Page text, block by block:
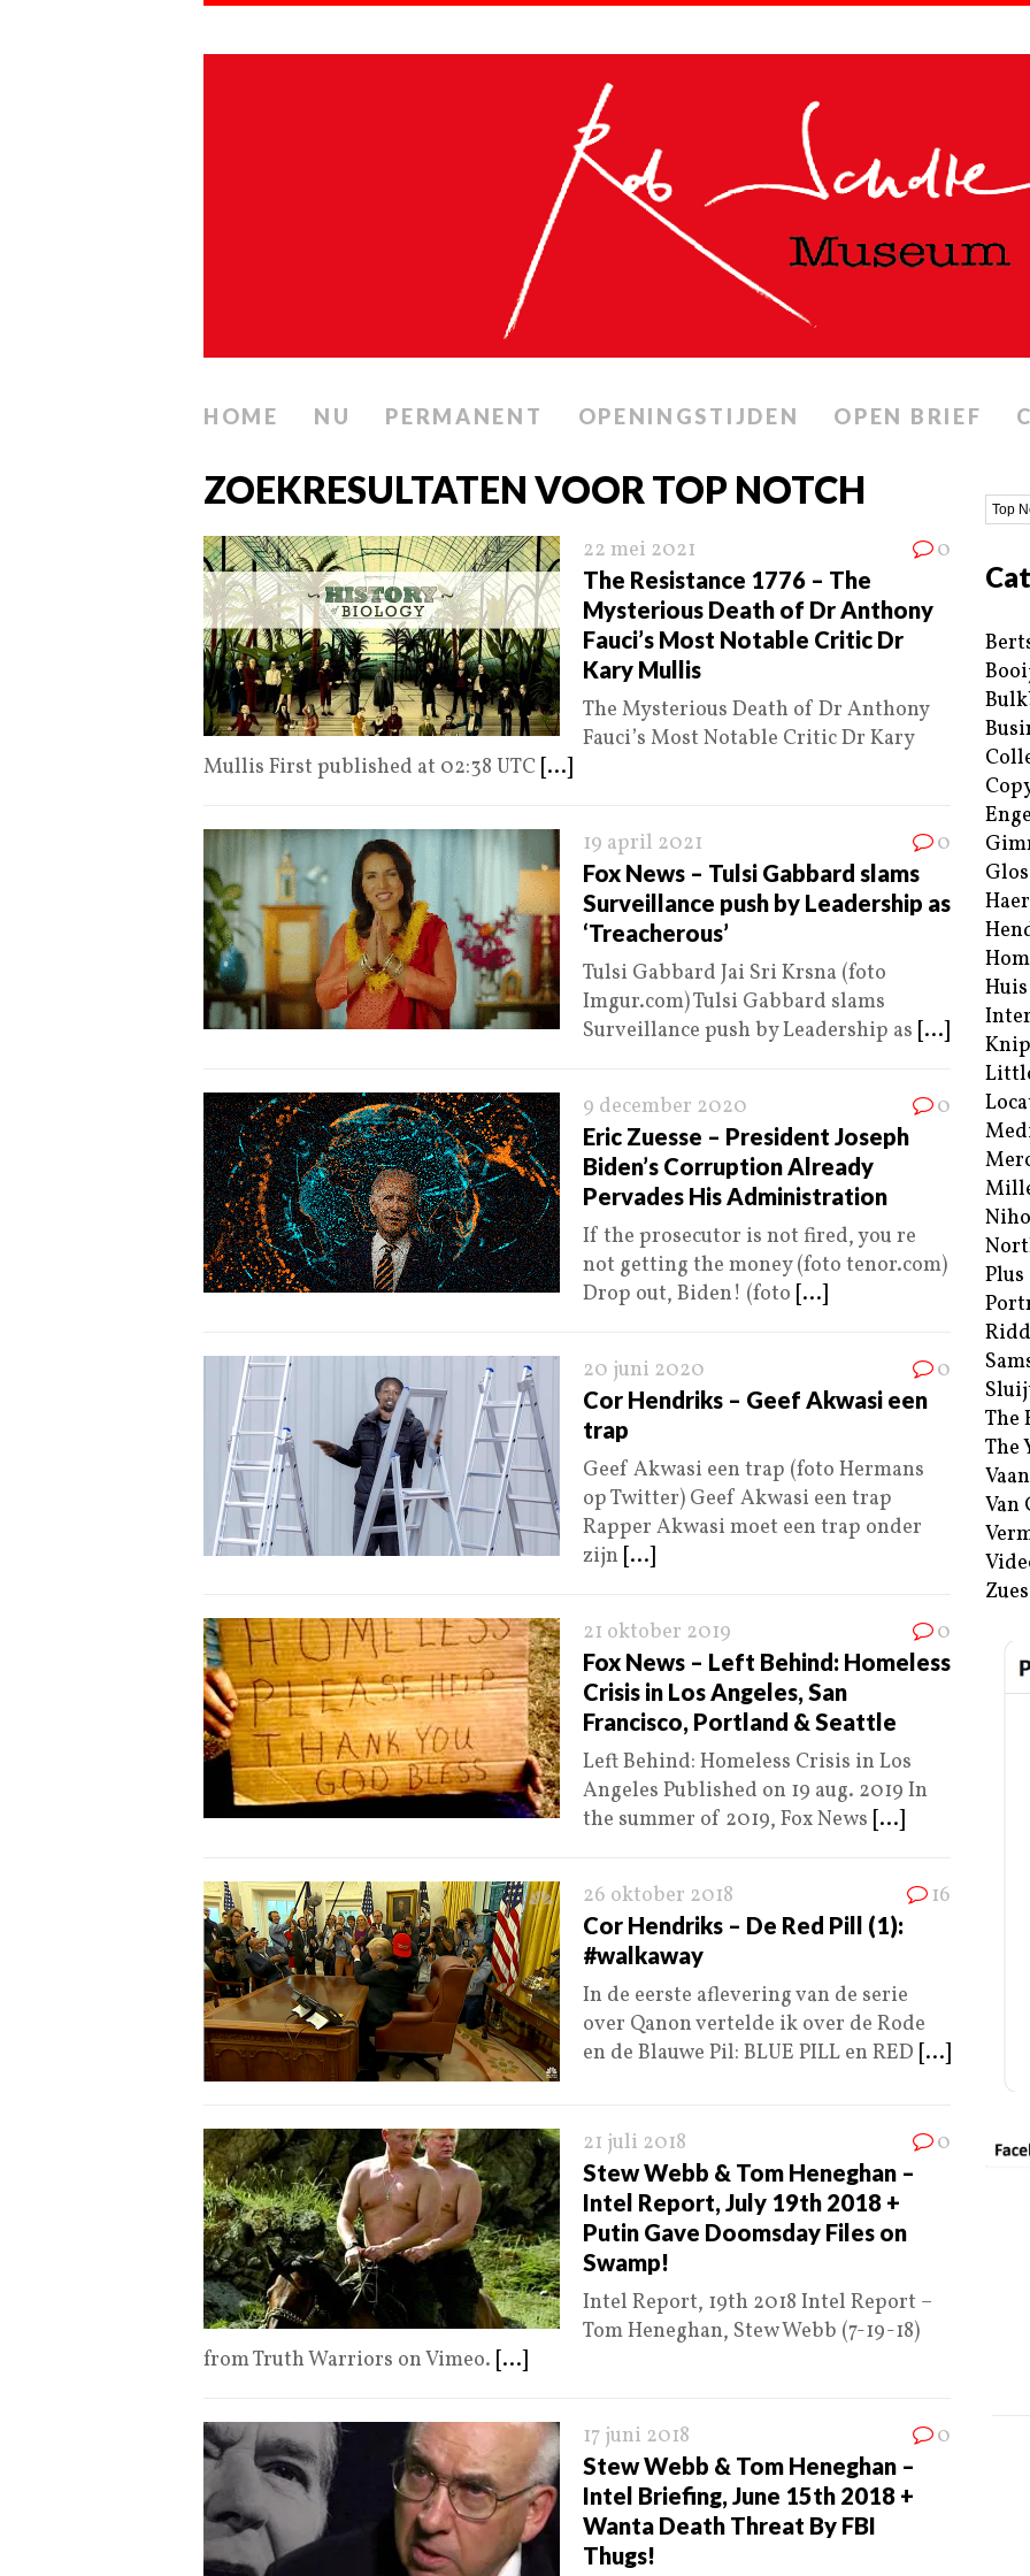
HOME NU PERMANENT OPENINGSTIJDEN OPEN BRIEF
ZOEKRESULTATEN VOOR TOP NOTCH
22 mei 2021 0
The Resistance 1776 – The
Mysterious Death of Dr Anthony
Fauci’s Most Notable Critic Dr
Kary Mullis
The Mysterious Death of Dr Anthony
Fauci’s Most Notable Critic Dr Kary
Mullis First published at 02:38 UTC [...]
19 april 2021 0
Fox News – Tulsi Gabbard slams
Surveillance push by Leadership as
‘Treacherous’
Tulsi Gabbard Jai Sri Krsna (foto
Imgur.com) Tulsi Gabbard slams
Surveillance push by Leadership as [...]
9 december 2020 0
Eric Zuesse – President Joseph
Biden’s Corruption Already
Pervades His Administration
If the prosecutor is not fired, you re
not getting the money (foto tenor.com)
Drop out, Biden! (foto [...]
20 juni 2020 0
Cor Hendriks – Geef Akwasi een
trap
Geef Akwasi een trap (foto Hermans
op Twitter) Geef Akwasi een trap
Rapper Akwasi moet een trap onder
zijn [...]
21 oktober 2019 0
Fox News – Left Behind: Homeless
Crisis in Los Angeles, San
Francisco, Portland & Seattle
Left Behind: Homeless Crisis in Los
Angeles Published on 19 aug. 2019 In
the summer of 2019, Fox News [...]
26 oktober 2018 16
Cor Hendriks – De Red Pill (1):
#walkaway
In de eerste aflevering van de serie
over Qanon vertelde ik over de Rode
en de Blauwe Pil: BLUE PILL en RED [...]
21 juli 2018 0
Stew Webb & Tom Heneghan –
Intel Report, July 19th 2018 +
Putin Gave Doomsday Files on
Swamp!
Intel Report, 19th 2018 Intel Report –
Tom Heneghan, Stew Webb (7-19-18)
from Truth Warriors on Vimeo. [...]
17 juni 2018 0
Stew Webb & Tom Heneghan –
Intel Briefing, June 15th 2018 +
Wanta Death Threat By FBI
Thugs!
Plus
The
The
Van